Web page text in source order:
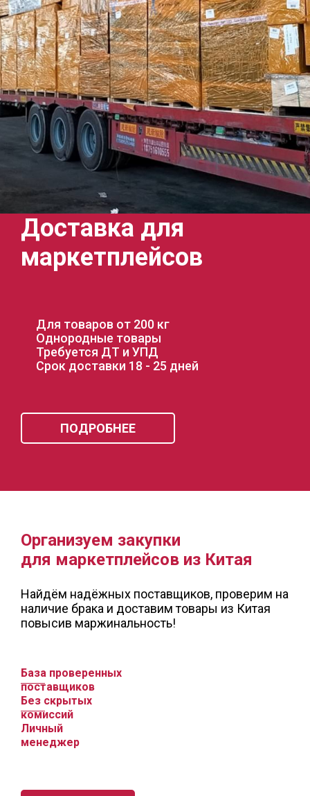
02
Доставка для
маркетплейсов
Для товаров от 200 кг
Однородные товары
Требуется ДТ и УПД
Срок доставки 18 - 25 дней
ПОДРОБНЕЕ
Организуем закупки
для маркетплейсов из Китая
Найдём надёжных поставщиков, проверим на
наличие брака и доставим товары из Китая
повысив маржинальность!
База проверенных
поставщиков
Без скрытых
комиссий
Личный
менеджер